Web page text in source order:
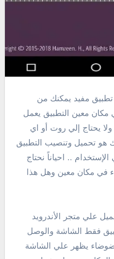
تطبيق مفيد يمكنك من
معين التطبيق يعمل
يحتاج إلي روت أو اي
تحميل وتنصيب التطبيق
.. احياناً نحتاج
في مكان معين وهل هذا
علي متجر الأندرويد
فقط الشاشة والوصل
يظهر علي الشاشة